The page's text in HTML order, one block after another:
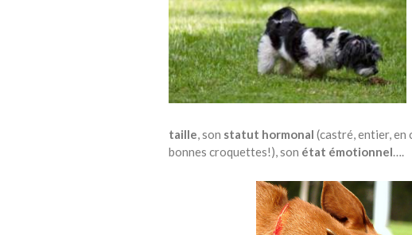
taille, son statut hormonal (castré, entier, en
bonnes croquettes!), son état émotionnel….